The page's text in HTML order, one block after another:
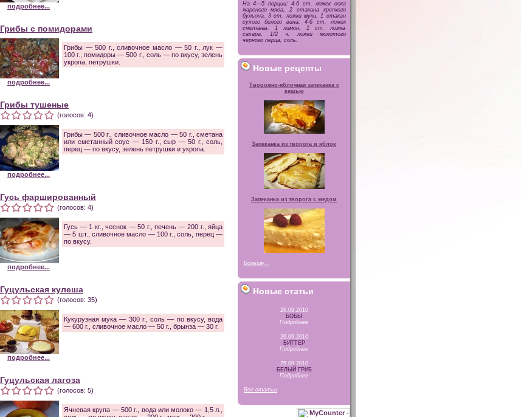
подробнее...
Грибы с помидорами
подробнее...
Грибы — 500 г., сливочное масло — 50 г., лук —
100 г., помидоры — 500 г., соль — по вкусу, зелень
укропа, петрушки.
Грибы тушеные
(голосов: 4)
подробнее...
Грибы — 500 г., сливочное масло — 50 г., сметана
или сметанный соус — 150 г., сыр — 50 г., соль,
перец — по вкусу, зелень петрушки и укропа.
Гусь фаршированный
(голосов: 4)
подробнее...
Гусь — 1 кг., чеснок — 50 г., печень — 200 г., яйца
— 5 шт., сливочное масло — 100 г., соль, перец —
по вкусу.
Гуцульская кулеша
(голосов: 35)
подробнее...
Кукурузная мука — 300 г., соль — по вкусу, вода
— 600 г., сливочное масло — 50 г., брынза — 30 г.
Гуцульская лагоза
(голосов: 5)
Ячневая крупа — 500 г., вода или молоко — 1,5 л.,
На 4—5 порции: 4-6 ст. ложек сока
жареного мяса, 2 стакана крепкого
бульона, 3 ст. ложки муки, 1 стакан
сухого белого вина, 4-6 ст. ложек
сметаны, 1 лимон, 1 ст. ложка
сахара, 1/2 ч. ложки молотого
черного перца, соль.
Новые рецепты
Творожно-яблочная запеканка с
кешью
Запеканка из творога и яблок
Запеканка из творога с медом
Больше...
Новые статьи
26.09.2010
БОБЫ
Подробнее
26.09.2010
БИТТЕР
Подробнее
25.09.2010
БЕЛЫЙ ГРИБ
Подробнее
Все статьи